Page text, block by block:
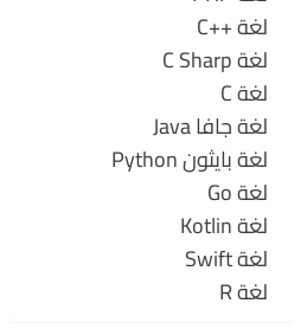
لغة ++C
لغة C Sharp
لغة C
لغة جافا Java
لغة بايثون Python
لغة Go
لغة Kotlin
لغة Swift
لغة R